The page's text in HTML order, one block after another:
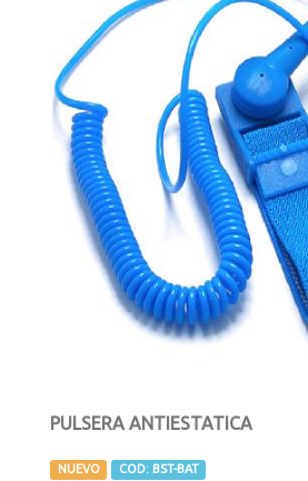
PULSERA ANTIESTATICA
NUEVO COD: BST-BAT